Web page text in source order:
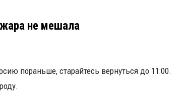
не мешала
пораньше, старайтесь вернуться до 11:00.